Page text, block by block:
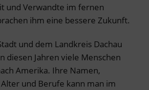
und Verwandte im fernen
ihm eine bessere Zukunft.
und dem Landkreis Dachau
diesen Jahren viele Menschen
Amerika. Ihre Namen,
und Berufe kann man im